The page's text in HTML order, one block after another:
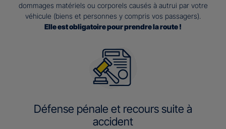
dommages matériels ou corporels causés à autrui par votre
véhicule (biens et personnes y compris vos passagers).
Elle est obligatoire pour prendre la route !
Défense pénale et recours suite à
accident